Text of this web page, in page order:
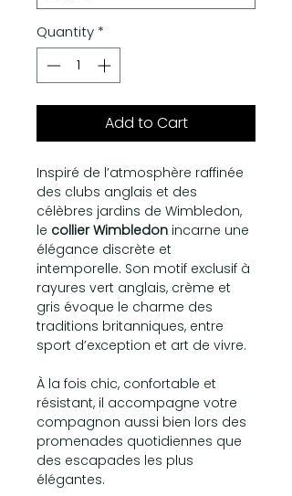
Quantity *
Add to Cart
Inspiré de l’atmosphère raffinée
des clubs anglais et des
célèbres jardins de Wimbledon,
le collier Wimbledon incarne une
élégance discrète et
intemporelle. Son motif exclusif à
rayures vert anglais, crème et
gris évoque le charme des
traditions britanniques, entre
sport d’exception et art de vivre.
À la fois chic, confortable et
résistant, il accompagne votre
compagnon aussi bien lors des
promenades quotidiennes que
des escapades les plus
élégantes.